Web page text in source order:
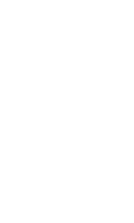
propose
que le Gallery et
enrichissent
une
Gradio